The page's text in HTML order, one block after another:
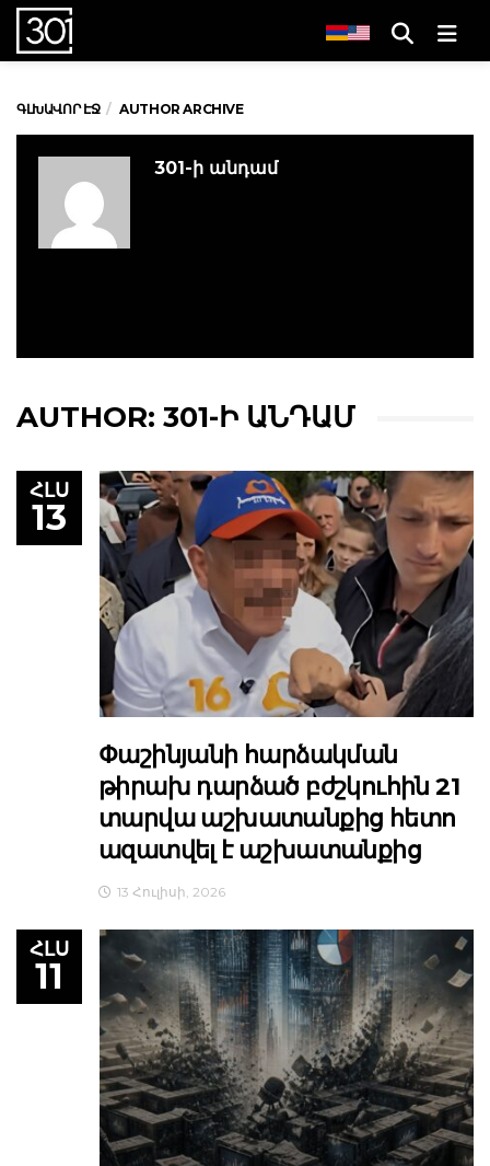
ԳԼԽԱՎՈՐ ԷՋ AUTHOR ARCHIVE
301-ի անդամ
AUTHOR: 301-Ի ԱՆԴԱՄ
ՀԼՍ
13
Փաշինյանի հարձակման
թիրախ դարձած բժշկուհին 21
տարվա աշխատանքից հետո
ազատվել է աշխատանքից
13 Հուլիսի, 2026
ՀԼՍ
11